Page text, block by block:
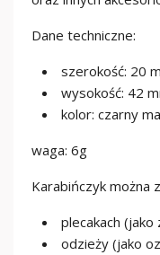
Dane techniczne:
szerokość: 20
wysokość: 42
kolor: czarny
waga: 6g
Karabińczyk można
plecakach (jako
odzieży (jako